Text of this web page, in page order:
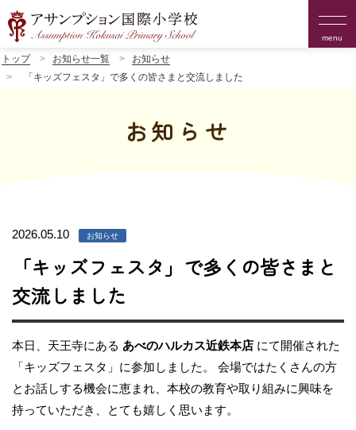
menu
トップ お知らせ一覧
お知らせ
「キッズフェスタ」で多くの皆さまと交流しました
お知らせ
2026.05.10 お知らせ
「キッズフェスタ」で多くの皆さまと
交流しました
本日、天王寺にある あべのハルカス近鉄本店 にて開催された
「キッズフェスタ」に参加しました。 会場ではたくさんの方
とお話しする機会に恵まれ、本校の教育や取り組みに興味を
持っていただき、とても嬉しく思います。